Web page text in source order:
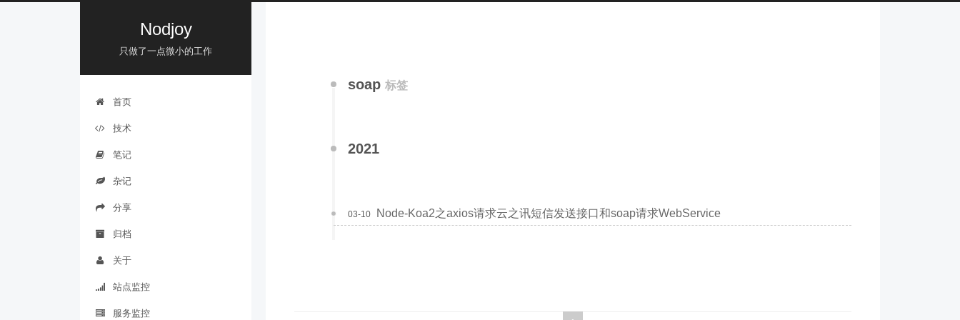
Nodjoy
只做了一点微小的工作
首页
技术
笔记
杂记
分享
归档
关于
站点监控
服务监控
soap 标签
2021
Node-Koa2之axios请求云之讯短信发送接口和soap请求WebService
03-10